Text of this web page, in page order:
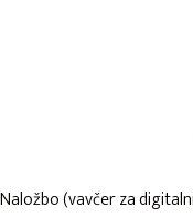
Naložbo (vavčer za